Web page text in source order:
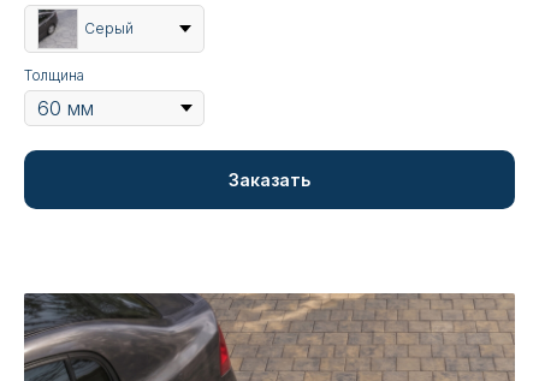
Серый
Толщина
Заказать